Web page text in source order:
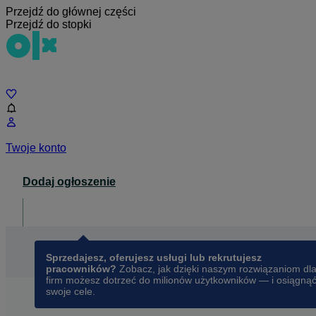
Przejdź do głównej części
Przejdź do stopki
Twoje konto
Dodaj ogłoszenie
Sprzedajesz, oferujesz usługi lub rekrutujesz
pracowników? Zobacz, jak dzięki naszym rozwiązaniom dla
firm możesz dotrzeć do milionów użytkowników — i osiągnąć
swoje cele.